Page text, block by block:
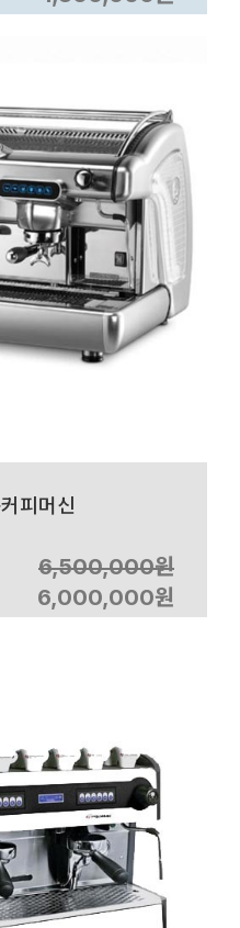
피머신
6,500,000원
6,000,000원